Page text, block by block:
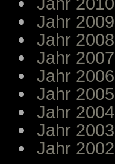
Jahr 2009
Jahr 2008
Jahr 2007
Jahr 2006
Jahr 2005
Jahr 2004
Jahr 2003
Jahr 2002